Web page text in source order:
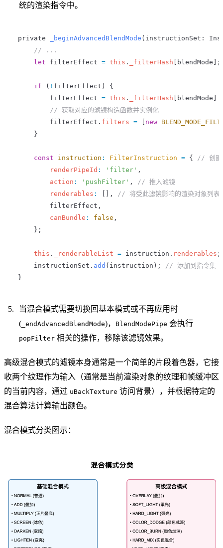
统的渲染指令中。
private _beginAdvancedBlendMode ( instructionSet :
     // ...
     let
filterEffect = this . _filterHash [ blendMode ];
     if
( ! filterEffect ) {
         filterEffect
= this . _filterHash [ blendMode ]
         // 获取对应的滤镜构造函数并实例化
         filterEffect
. filters = [ new
     }
     const
instruction : FilterInstruction = {
// 创建
         renderPipeId
: 'filter' ,
         action
: 'pushFilter' ,
// 推入滤镜
         renderables
: [],
// 将受此滤镜影响的渲染对象列表
         filterEffect
,
         canBundle
: false ,
     };
     this
. _renderableList = instruction . renderables
     instructionSet
. add ( instruction );
// 添加到指令集
}
当混合模式需要切换回基本模式或不再应用时
( _endAdvancedBlendMode)， BlendModePipe 会执行
popFilter 相关的操作，移除该滤镜效果。
高级混合模式的滤镜本身通常是一个简单的片段着色器，它接
收两个纹理作为输入（通常是当前渲染对象的纹理和帧缓冲区
的当前内容，通过 uBackTexture 访问背景），并根据特定的
混合算法计算输出颜色。
混合模式分类图示：